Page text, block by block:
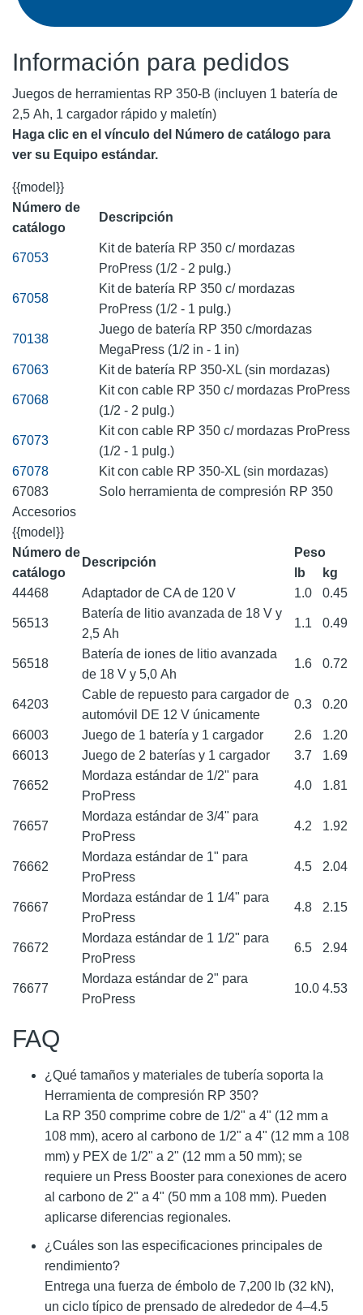
Información para pedidos
Juegos de herramientas RP 350-B (incluyen 1 batería de
2,5 Ah, 1 cargador rápido y maletín)
Haga clic en el vínculo del Número de catálogo para
ver su Equipo estándar.
{{model}}
Número de
catálogo
Descripción
67053
Kit de batería RP 350 c/ mordazas
ProPress (1/2 - 2 pulg.)
67058
Kit de batería RP 350 c/ mordazas
ProPress (1/2 - 1 pulg.)
70138
Juego de batería RP 350 c/mordazas
MegaPress (1/2 in - 1 in)
67063
Kit de batería RP 350-XL (sin mordazas)
67068
Kit con cable RP 350 c/ mordazas ProPress
(1/2 - 2 pulg.)
67073
Kit con cable RP 350 c/ mordazas ProPress
(1/2 - 1 pulg.)
67078
Kit con cable RP 350-XL (sin mordazas)
67083
Solo herramienta de compresión RP 350
Accesorios
{{model}}
Número de
catálogo
Descripción
Peso
lb
kg
44468
Adaptador de CA de 120 V 1.0 0.45
56513
Batería de litio avanzada de 18 V y
2,5 Ah
1.1 0.49
56518
Batería de iones de litio avanzada
de 18 V y 5,0 Ah
1.6 0.72
64203
Cable de repuesto para cargador de
automóvil DE 12 V únicamente
0.3 0.20
66003 Juego de 1 batería y 1 cargador 2.6
1.20
66013
Juego de 2 baterías y 1 cargador 3.7 1.69
76652
Mordaza estándar de 1/2" para
ProPress
4.0 1.81
76657
Mordaza estándar de 3/4" para
ProPress
4.2 1.92
76662
Mordaza estándar de 1" para
ProPress
4.5 2.04
76667
Mordaza estándar de 1 1/4" para
ProPress
4.8 2.15
76672
Mordaza estándar de 1 1/2" para
ProPress
6.5 2.94
76677
Mordaza estándar de 2" para
ProPress
10.0 4.53
FAQ
¿Qué tamaños y materiales de tubería soporta la
Herramienta de compresión RP 350?
La RP 350 comprime cobre de 1/2" a 4" (12 mm a
108 mm), acero al carbono de 1/2" a 4" (12 mm a 108
mm) y PEX de 1/2" a 2" (12 mm a 50 mm); se
requiere un Press Booster para conexiones de acero
al carbono de 2" a 4" (50 mm a 108 mm). Pueden
aplicarse diferencias regionales.
¿Cuáles son las especificaciones principales de
rendimiento?
Entrega una fuerza de émbolo de 7,200 lb (32 kN),
un ciclo típico de prensado de alrededor de 4–4.5